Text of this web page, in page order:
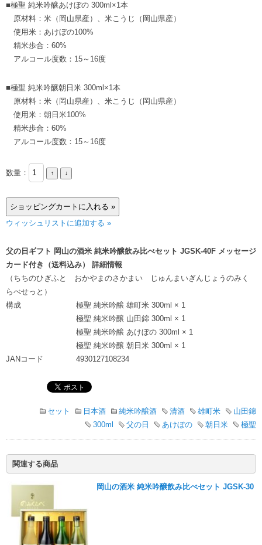
■極聖 純米吟醸あけぼの 300ml×1本
原材料：米（岡山県産）、米こうじ（岡山県産）
使用米：あけぼの100%
精米歩合：60%
アルコール度数：15～16度
■極聖 純米吟醸朝日米 300ml×1本
原材料：米（岡山県産）、米こうじ（岡山県産）
使用米：朝日米100%
精米歩合：60%
アルコール度数：15～16度
数量：
ウィッシュリストに追加する »
父の日ギフト 岡山の酒米 純米吟醸飲み比べセット JGSK-40F メッセージ
カード付き（送料込み） 詳細情報
（ちちのひぎふと おかやまのさかまい じゅんまいぎんじょうのみく
らべせっと）
構成
極聖 純米吟醸 雄町米 300ml × 1
極聖 純米吟醸 山田錦 300ml × 1
極聖 純米吟醸 あけぼの 300ml × 1
極聖 純米吟醸 朝日米 300ml × 1
JANコード
4930127108234
セット 日本酒 純米吟醸酒 清酒 雄町米
山田錦
300ml
父の日 あけぼの 朝日米 極聖
関連する商品
岡山の酒米 純米吟醸飲み比べセット JGSK-30